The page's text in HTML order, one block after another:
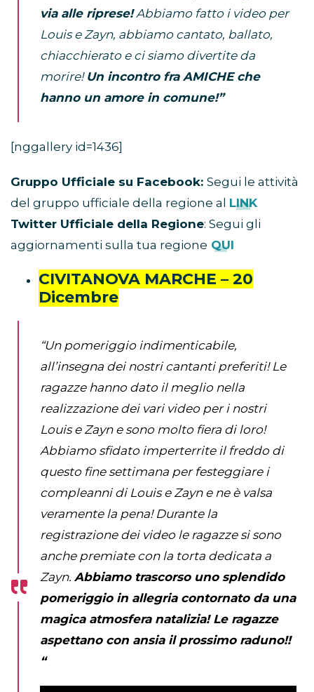
via alle riprese!Abbiamo fatto i video per
Louis e Zayn, abbiamo cantato, ballato,
chiacchierato e ci siamo divertite da
morire! Un incontro fra AMICHE che
hanno un amore in comune!”
[nggallery id=1436]
Gruppo Ufficiale su Facebook: Segui le attività
del gruppo ufficiale della regione al LINK
Twitter Ufficiale della Regione: Segui gli
aggiornamenti sulla tua regione QUI
CIVITANOVA MARCHE – 20
Dicembre
“Un pomeriggio indimenticabile,
all’insegna dei nostri cantanti preferiti! Le
ragazze hanno dato il meglio nella
realizzazione dei vari video per i nostri
Louis e Zayn e sono molto fiera di loro!
Abbiamo sfidato imperterrite il freddo di
questo fine settimana per festeggiare i
compleanni di Louis e Zayn e ne è valsa
veramente la pena! Durante la
registrazione dei video le ragazze si sono
anche premiate con la torta dedicata a
Zayn. Abbiamo trascorso uno splendido
pomeriggio in allegria contornato da una
magica atmosfera natalizia! Le ragazze
aspettano con ansia il prossimo raduno!!
“